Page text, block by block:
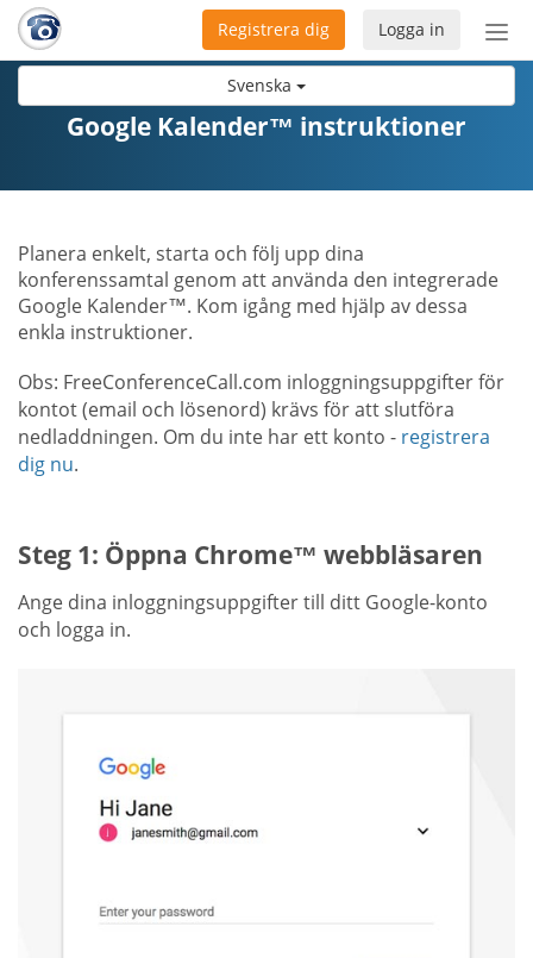
Svenska
Logga in
Registrera dig
Google Kalender™ instruktioner
Planera enkelt, starta och följ upp dina
konferenssamtal genom att använda den integrerade
Google Kalender™. Kom igång med hjälp av dessa
enkla instruktioner.
Obs: FreeConferenceCall.com inloggningsuppgifter för
kontot (email och lösenord) krävs för att slutföra
nedladdningen. Om du inte har ett konto - registrera
dig nu.
Steg 1: Öppna Chrome™ webbläsaren
Ange dina inloggningsuppgifter till ditt Google-konto
och logga in.